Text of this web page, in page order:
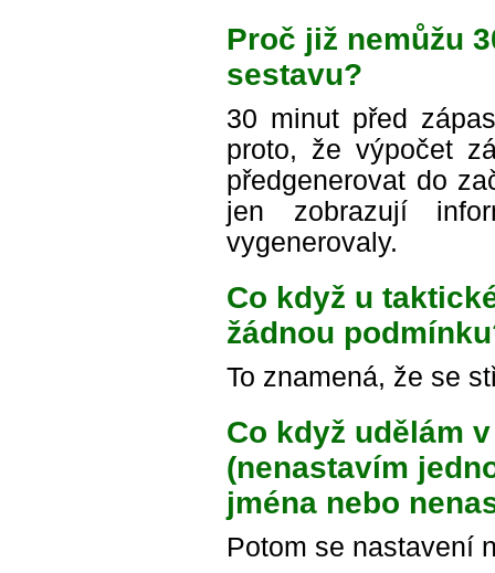
Proč již nemůžu
sestavu?
30 minut před
proto, že výpočet
předgenerovat do
jen zobrazují
vygenerovaly.
Co když u
žádnou
To znamená, že se
Co když udělám
(nenastavím
jména nebo
Potom se nastavení